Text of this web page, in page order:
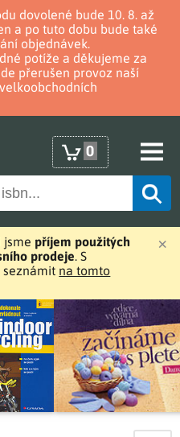
dovolené bude 10. 8. až
a po tuto dobu bude také
objednávek.
potíže a děkujeme za
přerušen provoz naší
0
jsme příjem použitých
prodeje. S
seznámit na tomto
×